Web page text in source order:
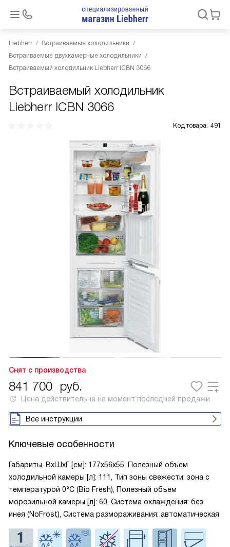
Liebherr
Встраиваемые холодильники
Встраиваемые двухкамерные холодильники
Встраиваемый холодильник Liebherr ICBN 3066
Встраиваемый холодильник
Liebherr ICBN 3066
Код товара: 491
Снят с производства
841 700 руб.
Цена действительна на момент последней продажи
Все инструкции
Ключевые особенности
Габариты, ВxШxГ [см]: 177x56x55, Полезный объем
холодильной камеры [л]: 111, Тип зоны свежести: зона с
температурой 0°C (Bio Fresh), Полезный объем
морозильной камеры [л]: 60, Система охлаждения: без
инея (NoFrost), Система размораживания: автоматическая